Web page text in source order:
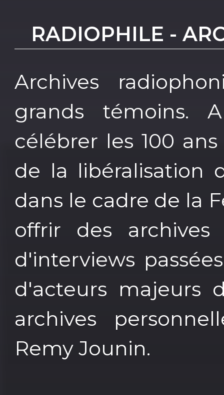
RADIOPHILE -
Archives
grands témoins.
célébrer les 100
de la libéralisation
dans le cadre de la
offrir des archives
d'interviews
d'acteurs majeurs
archives
Remy Jounin.